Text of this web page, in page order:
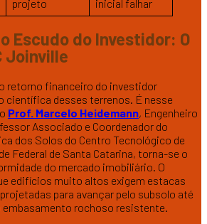
projeto
inicial falhar
Escudo do Investidor: O
Joinville
retorno financeiro do investidor
científica desses terrenos. É nesse
Prof. Marcelo Heidemann, Engenheiro
Associado e Coordenador do
dos Solos do Centro Tecnológico de
Federal de Santa Catarina, torna-se o
do mercado imobiliário. O
edifícios muito altos exigem estacas
para avançar pelo subsolo até
rochoso resistente.